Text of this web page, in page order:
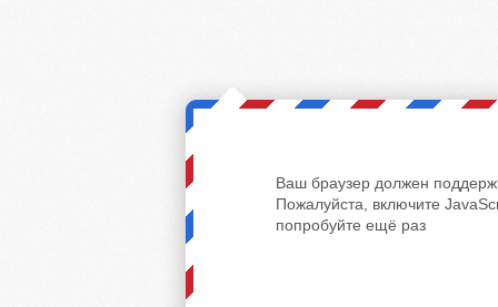
Ваш браузер должен
Пожалуйста, включите
попробуйте ещё раз